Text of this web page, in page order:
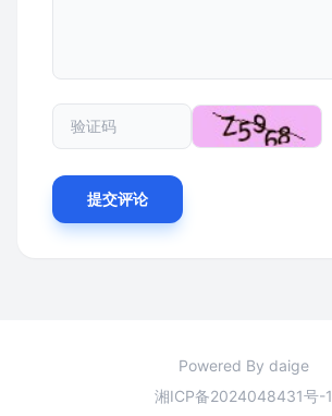
提交评论
Powered By daige
湘ICP备2024048431号-1